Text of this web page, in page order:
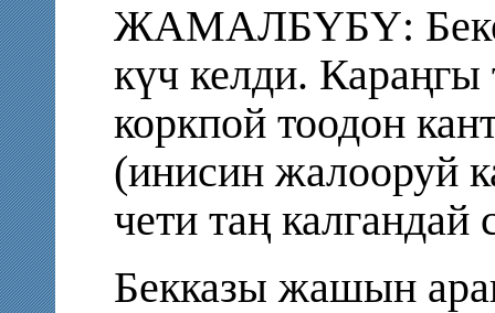
ЖАМАЛБҮБҮ:
күч келди. Караңгы
коркпой тоодон
(инисин жалооруй
чети таң калгандай
Бекказы жашын